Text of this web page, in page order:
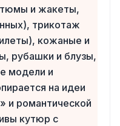
и жакеты,
трикотаж
кожаные и
рубашки и блузы,
модели и
на идеи
и романтической
кутюр с